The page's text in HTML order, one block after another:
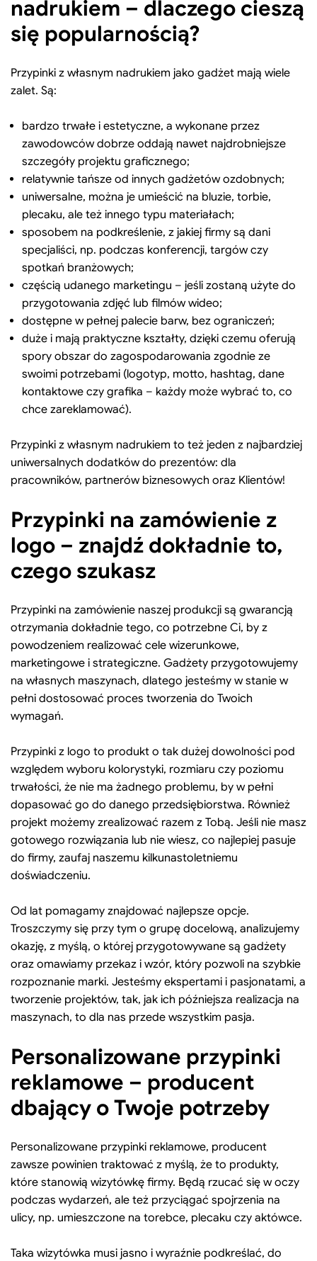
nadrukiem – dlaczego cieszą
się popularnością?
Przypinki z własnym nadrukiem jako gadżet mają wiele
zalet. Są:
bardzo trwałe i estetyczne, a wykonane przez
zawodowców dobrze oddają nawet najdrobniejsze
szczegóły projektu graficznego;
relatywnie tańsze od innych gadżetów ozdobnych;
uniwersalne, można je umieścić na bluzie, torbie,
plecaku, ale też innego typu materiałach;
sposobem na podkreślenie, z jakiej firmy są dani
specjaliści, np. podczas konferencji, targów czy
spotkań branżowych;
częścią udanego marketingu – jeśli zostaną użyte do
przygotowania zdjęć lub filmów wideo;
dostępne w pełnej palecie barw, bez ograniczeń;
duże i mają praktyczne kształty, dzięki czemu oferują
spory obszar do zagospodarowania zgodnie ze
swoimi potrzebami (logotyp, motto, hashtag, dane
kontaktowe czy grafika – każdy może wybrać to, co
chce zareklamować).
Przypinki z własnym nadrukiem to też jeden z najbardziej
uniwersalnych dodatków do prezentów: dla
pracowników, partnerów biznesowych oraz Klientów!
Przypinki na zamówienie z
logo – znajdź dokładnie to,
czego szukasz
Przypinki na zamówienie naszej produkcji są gwarancją
otrzymania dokładnie tego, co potrzebne Ci, by z
powodzeniem realizować cele wizerunkowe,
marketingowe i strategiczne. Gadżety przygotowujemy
na własnych maszynach, dlatego jesteśmy w stanie w
pełni dostosować proces tworzenia do Twoich
wymagań.
Przypinki z logo to produkt o tak dużej dowolności pod
względem wyboru kolorystyki, rozmiaru czy poziomu
trwałości, że nie ma żadnego problemu, by w pełni
dopasować go do danego przedsiębiorstwa. Również
projekt możemy zrealizować razem z Tobą. Jeśli nie masz
gotowego rozwiązania lub nie wiesz, co najlepiej pasuje
do firmy, zaufaj naszemu kilkunastoletniemu
doświadczeniu.
Od lat pomagamy znajdować najlepsze opcje.
Troszczymy się przy tym o grupę docelową, analizujemy
okazję, z myślą, o której przygotowywane są gadżety
oraz omawiamy przekaz i wzór, który pozwoli na szybkie
rozpoznanie marki. Jesteśmy ekspertami i pasjonatami, a
tworzenie projektów, tak, jak ich późniejsza realizacja na
maszynach, to dla nas przede wszystkim pasja.
Personalizowane przypinki
reklamowe – producent
dbający o Twoje potrzeby
Personalizowane przypinki reklamowe, producent
zawsze powinien traktować z myślą, że to produkty,
które stanowią wizytówkę firmy. Będą rzucać się w oczy
podczas wydarzeń, ale też przyciągać spojrzenia na
ulicy, np. umieszczone na torebce, plecaku czy aktówce.
Taka wizytówka musi jasno i wyraźnie podkreślać, do